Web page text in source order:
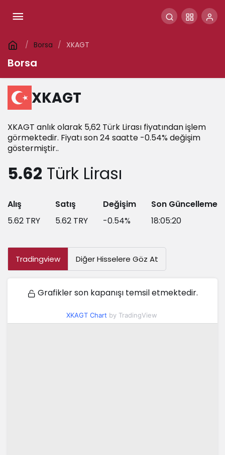
Borsa XKAGT
Borsa
XKAGT
XKAGT anlık olarak 5,62 Türk Lirası fiyatından işlem
görmektedir. Fiyatı son 24 saatte -0.54% değişim
göstermiştir..
5.62 Türk Lirası
Alış
5.62 TRY
Satış
5.62 TRY
Değişim
-0.54%
Son Güncelleme
18:05:20
Tradingview Diğer Hisselere Göz At
Grafikler son kapanışı temsil etmektedir.
XKAGT Chart by TradingView